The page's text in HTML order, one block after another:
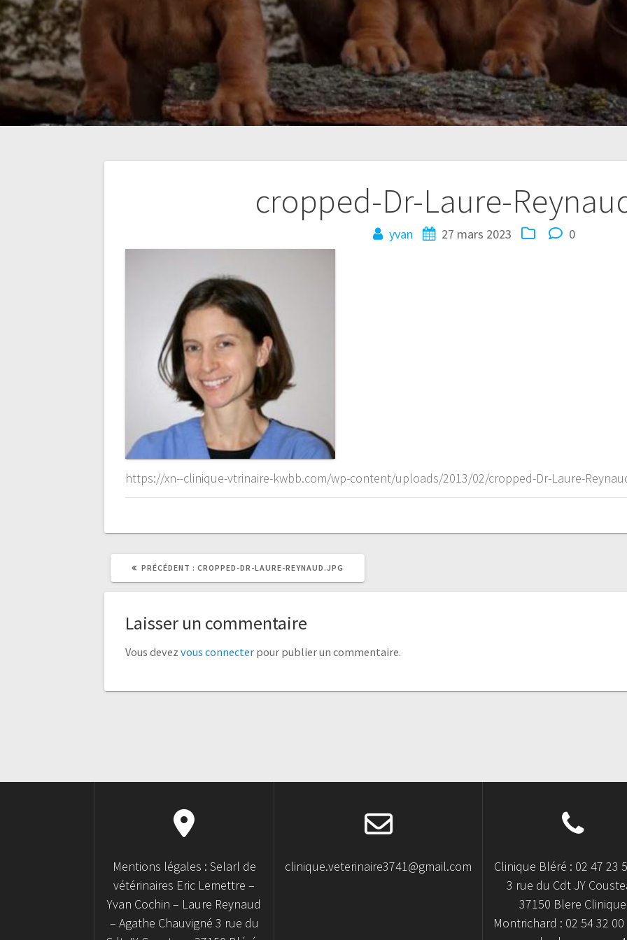
cropped-Dr-Laure-
yvan 27 mars 2023 0
https://xn--clinique-vtrinaire-kwbb.com/wp-content/uploads/2013/02/cropped-Dr-Laure-
l’article
PRÉCÉDENT : ARTICLE
CROPPED-DR-LAURE-REYNAUD.JPG
Laisser un commentaire
Vous devezvous connecter pour publier un commentaire.
Mentions légales : Selarl de
vétérinaires Eric Lemettre –
Yvan Cochin – Laure Reynaud
– Agathe Chauvigné 3 rue du
clinique.veterinaire3741@gmail.com
Clinique Bléré : 02 47 23
3 rue du Cdt JY
37150 Blere Clinique
Montrichard : 02 54 32 00